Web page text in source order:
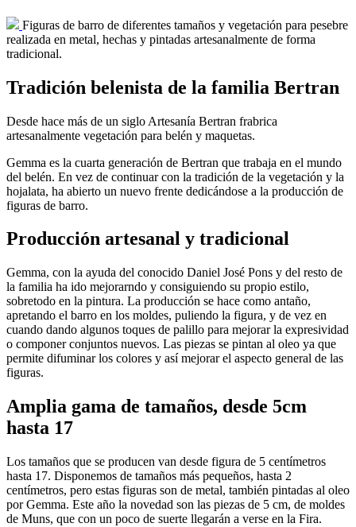
Figuras de barro de diferentes tamaños y vegetación para pesebre
realizada en metal, hechas y pintadas artesanalmente de forma
tradicional.
Tradición belenista de la familia Bertran
Desde hace más de un siglo Artesanía Bertran frabrica
artesanalmente vegetación para belén y maquetas.
Gemma es la cuarta generación de Bertran que trabaja en el mundo
del belén. En vez de continuar con la tradición de la vegetación y la
hojalata, ha abierto un nuevo frente dedicándose a la producción de
figuras de barro.
Producción artesanal y tradicional
Gemma, con la ayuda del conocido Daniel José Pons y del resto de
la familia ha ido mejorarndo y consiguiendo su propio estilo,
sobretodo en la pintura. La producción se hace como antaño,
apretando el barro en los moldes, puliendo la figura, y de vez en
cuando dando algunos toques de palillo para mejorar la expresividad
o componer conjuntos nuevos. Las piezas se pintan al oleo ya que
permite difuminar los colores y así mejorar el aspecto general de las
figuras.
Amplia gama de tamaños, desde 5cm
hasta 17
Los tamaños que se producen van desde figura de 5 centímetros
hasta 17. Disponemos de tamaños más pequeños, hasta 2
centímetros, pero estas figuras son de metal, también pintadas al oleo
por Gemma. Este año la novedad son las piezas de 5 cm, de moldes
de Muns, que con un poco de suerte llegarán a verse en la Fira.